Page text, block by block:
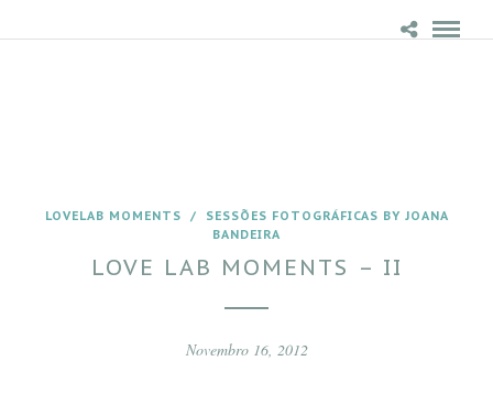
LOVELAB MOMENTS /
SESSÕES FOTOGRÁFICAS BY JOANA
BANDEIRA
LOVE LAB MOMENTS – II
Novembro 16, 2012